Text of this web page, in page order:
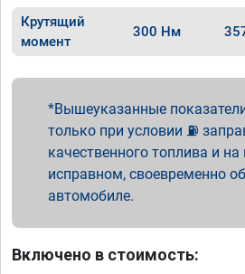
Крутящий
момент
300 Нм
Вышеуказанные
только при условии ⛽
качественного топлива и
исправном, своевременно
автомобиле.
Включено в стоимость: